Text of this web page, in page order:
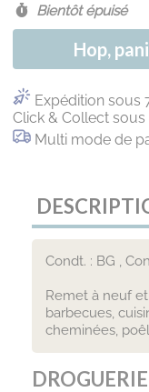
Bientôt épuisé
Hop,
Expédition sous
Click & Collect sous
Multi mode de
Condt. : BG ,
Remet à neuf
barbecues,
cheminées,